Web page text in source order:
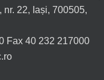
nr. 22, Iași, 700505,
Fax 40 232 217000